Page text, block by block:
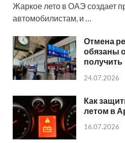
Жаркое лето в ОАЭ создает
автомобилистам, и …
Отмена
обязаны
получить
24.07.2026
Как
летом в
16.07.2026